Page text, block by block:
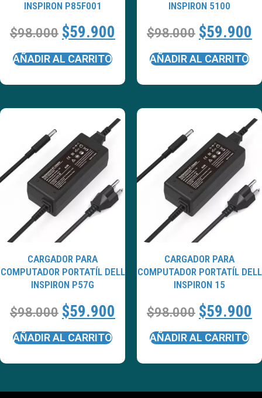
INSPIRON P85F001
$98.000 $59.900
AÑADIR AL CARRITO
INSPIRON 5100
$98.000 $59.900
AÑADIR AL CARRITO
CARGADOR PARA
COMPUTADOR PORTATÍL DELL
INSPIRON P57G
$98.000 $59.900
AÑADIR AL CARRITO
CARGADOR PARA
COMPUTADOR PORTATÍL DELL
INSPIRON 15
$98.000 $59.900
AÑADIR AL CARRITO